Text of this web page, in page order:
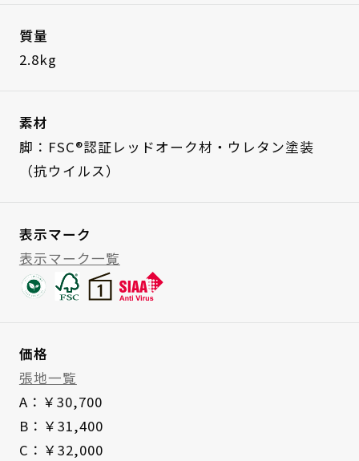
質量
2.8kg
素材
脚：FSC®認証レッドオーク材・ウレタン塗装
（抗ウイルス）
表示マーク
表示マーク一覧
価格
張地一覧
A：￥30,700
B：￥31,400
C：￥32,000